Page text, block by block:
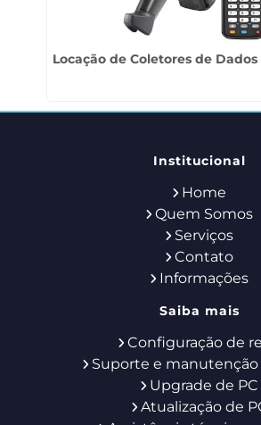
Locação de Coletores de
Institucional
Home
Quem Somos
Serviços
Contato
Informações
Saiba mais
Configuração de
Suporte e manutenção
Upgrade de PC
Atualização de